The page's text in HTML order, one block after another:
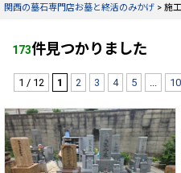
関西の墓石専門店お墓と終活のみかげ > 施
173件見つかりました
1 / 12 1 2 3 4 5 ... 10